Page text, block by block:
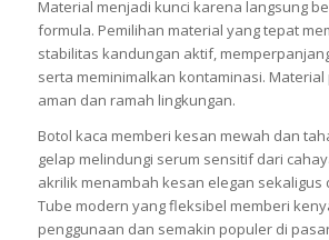
Material menjadi kunci karena langsung
formula. Pemilihan material yang tepat
stabilitas kandungan aktif,
serta meminimalkan kontaminasi.
aman dan ramah lingkungan.
Botol kaca memberi kesan mewah dan
gelap melindungi serum sensitif dari
akrilik menambah kesan elegan sekaligus
Tube modern yang fleksibel memberi
penggunaan dan semakin populer di